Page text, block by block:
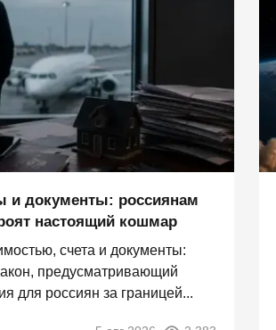
и документы: россиянам
настоящий кошмар
счета и документы:
предусматривающий
для россиян за границей...